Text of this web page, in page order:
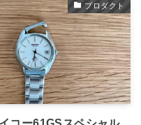
プロダクト